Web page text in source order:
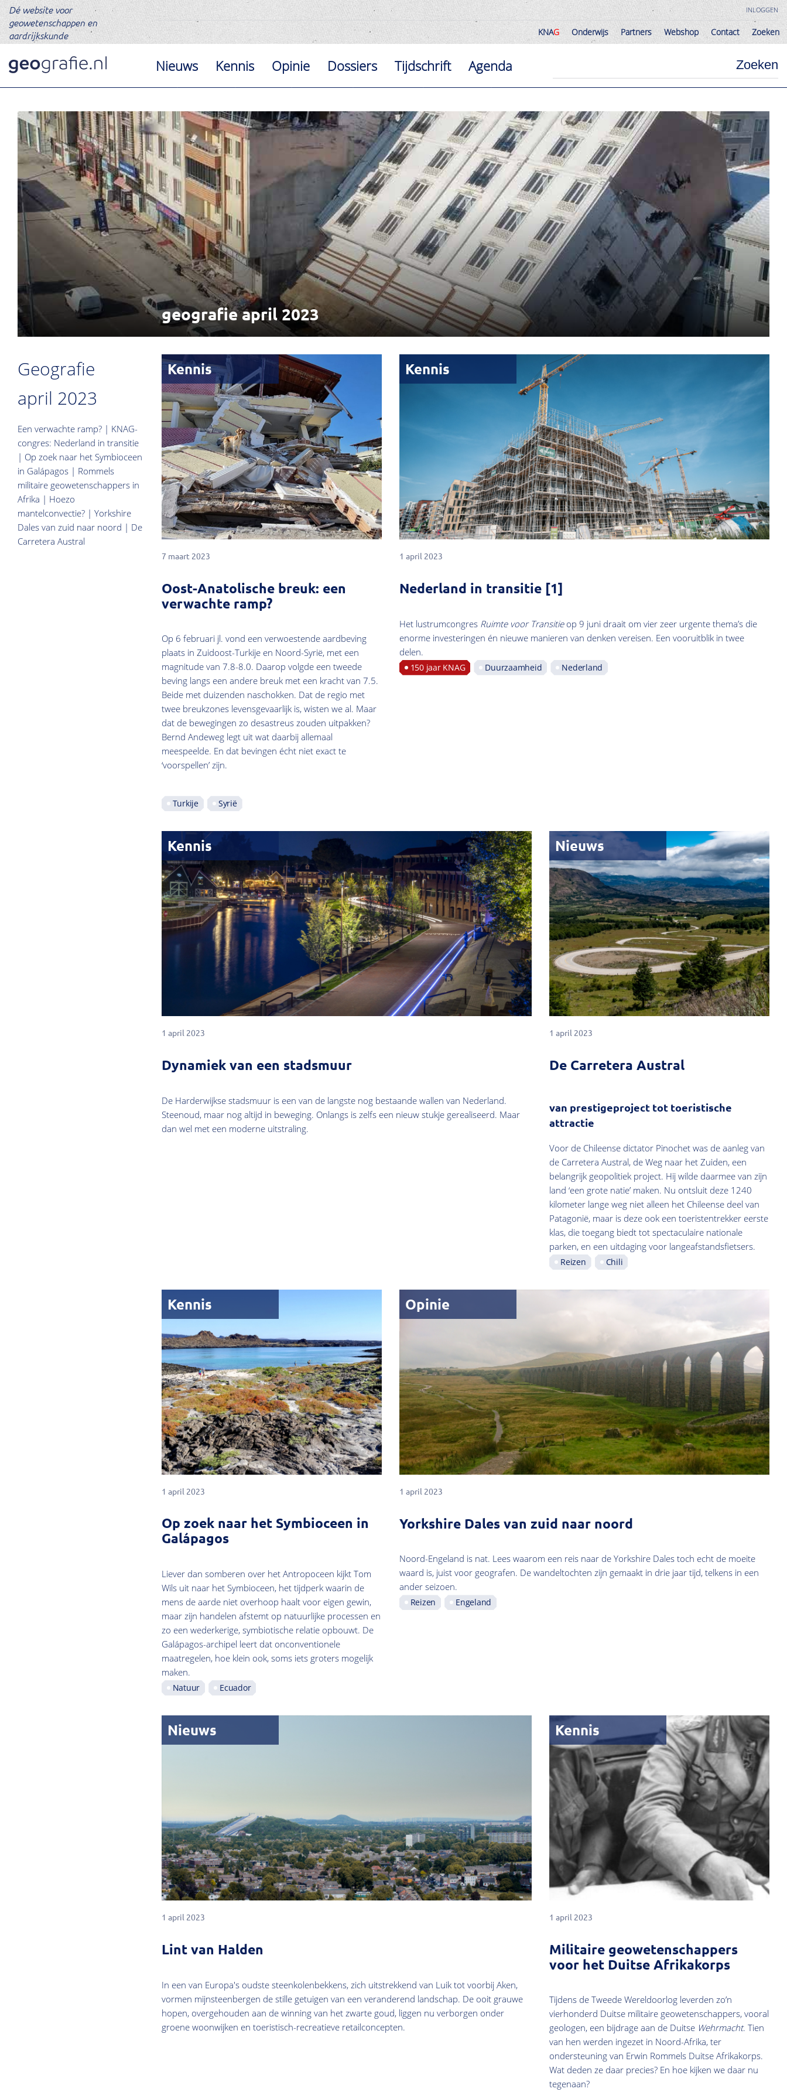
Dé website voor
geowetenschappen en
aardrijkskunde
INLOGGEN
KNAG Onderwijs Partners Webshop Contact Zoeken
Nieuws Kennis Opinie Dossiers Tijdschrift Agenda
geografie april 2023
Geografie
april 2023
Een verwachte ramp? | KNAG-
congres: Nederland in transitie
| Op zoek naar het Symbioceen
in Galápagos | Rommels
militaire geowetenschappers in
Afrika | Hoezo
mantelconvectie? | Yorkshire
Dales van zuid naar noord | De
Carretera Austral
Kennis
7 maart 2023
Oost-Anatolische breuk: een
verwachte ramp?
Op 6 februari jl. vond een verwoestende aardbeving
plaats in Zuidoost-Turkije en Noord-Syrië, met een
magnitude van 7.8-8.0. Daarop volgde een tweede
beving langs een andere breuk met een kracht van 7.5.
Beide met duizenden naschokken. Dat de regio met
twee breukzones levensgevaarlijk is, wisten we al. Maar
dat de bewegingen zo desastreus zouden uitpakken?
Bernd Andeweg legt uit wat daarbij allemaal
meespeelde. En dat bevingen écht niet exact te
‘voorspellen’ zijn.
Turkije Syrië
Kennis
1 april 2023
Nederland in transitie [1]
Het lustrumcongres Ruimte voor Transitieop 9 juni draait om vier zeer urgente thema’s die
enorme investeringen én nieuwe manieren van denken vereisen. Een vooruitblik in twee
delen.
150 jaar KNAG Duurzaamheid Nederland
Kennis
1 april 2023
Dynamiek van een stadsmuur
De Harderwijkse stadsmuur is een van de langste nog bestaande wallen van Nederland.
Steenoud, maar nog altijd in beweging. Onlangs is zelfs een nieuw stukje gerealiseerd. Maar
dan wel met een moderne uitstraling.
Nieuws
1 april 2023
De Carretera Austral
van prestigeproject tot toeristische
attractie
Voor de Chileense dictator Pinochet was de aanleg van
de Carretera Austral, de Weg naar het Zuiden, een
belangrijk geopolitiek project. Hij wilde daarmee van zijn
land ‘een grote natie’ maken. Nu ontsluit deze 1240
kilometer lange weg niet alleen het Chileense deel van
Patagonië, maar is deze ook een toeristentrekker eerste
klas, die toegang biedt tot spectaculaire nationale
parken, en een uitdaging voor langeafstandsfietsers.
Reizen Chili
Kennis
1 april 2023
Op zoek naar het Symbioceen in
Galápagos
Liever dan somberen over het Antropoceen kijkt Tom
Wils uit naar het Symbioceen, het tijdperk waarin de
mens de aarde niet overhoop haalt voor eigen gewin,
maar zijn handelen afstemt op natuurlijke processen en
zo een wederkerige, symbiotische relatie opbouwt. De
Galápagos-archipel leert dat onconventionele
maatregelen, hoe klein ook, soms iets groters mogelijk
maken.
Natuur Ecuador
Opinie
1 april 2023
Yorkshire Dales van zuid naar noord
Noord-Engeland is nat. Lees waarom een reis naar de Yorkshire Dales toch echt de moeite
waard is, juist voor geografen. De wandeltochten zijn gemaakt in drie jaar tijd, telkens in een
ander seizoen.
Reizen Engeland
Nieuws
1 april 2023
Lint van Halden
In een van Europa's oudste steenkolenbekkens, zich uitstrekkend van Luik tot voorbij Aken,
vormen mijnsteenbergen de stille getuigen van een veranderend landschap. De ooit grauwe
hopen, overgehouden aan de winning van het zwarte goud, liggen nu verborgen onder
groene woonwijken en toeristisch-recreatieve retailconcepten.
Kennis
1 april 2023
Militaire geowetenschappers
voor het Duitse Afrikakorps
Tijdens de Tweede Wereldoorlog leverden zo’n
vierhonderd Duitse militaire geowetenschappers, vooral
geologen, een bijdrage aan de Duitse Wehrmacht. Tien
van hen werden ingezet in Noord-Afrika, ter
ondersteuning van Erwin Rommels Duitse Afrikakorps.
Wat deden ze daar precies? En hoe kijken we daar nu
tegenaan?